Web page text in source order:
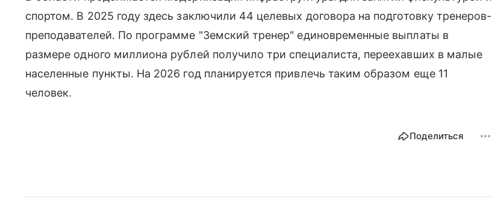
спортом. В 2025 году здесь заключили 44 целевых договора на подготовку тренеров-
преподавателей. По программе "Земский тренер" единовременные выплаты в
размере одного миллиона рублей получило три специалиста, переехавших в малые
населенные пункты. На 2026 год планируется привлечь таким образом еще 11
человек.
Поделиться